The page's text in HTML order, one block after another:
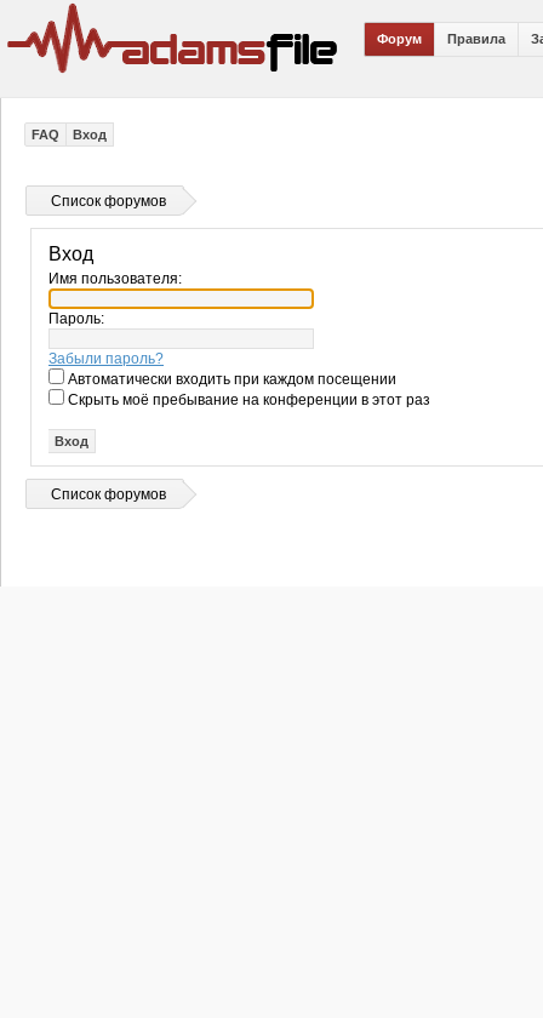
Форум Правила
FAQ Вход
Список форумов
Вход
Имя пользователя:
Пароль:
Забыли пароль?
Автоматически входить при каждом посещении
Скрыть моё пребывание на конференции в этот раз
Список форумов